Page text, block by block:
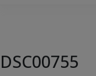
DSC00755